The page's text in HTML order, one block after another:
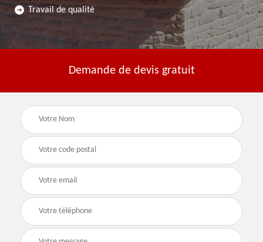
Travail de qualité
Demande de devis gratuit